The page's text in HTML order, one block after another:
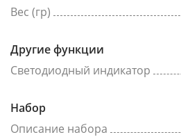
Вес (гр)
Другие функции
Светодиодный индикатор
Набор
Описание набора